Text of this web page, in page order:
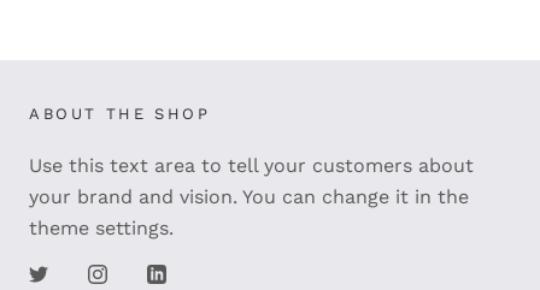
ABOUT THE SHOP
Use this text area to tell your customers about
your brand and vision. You can change it in the
theme settings.